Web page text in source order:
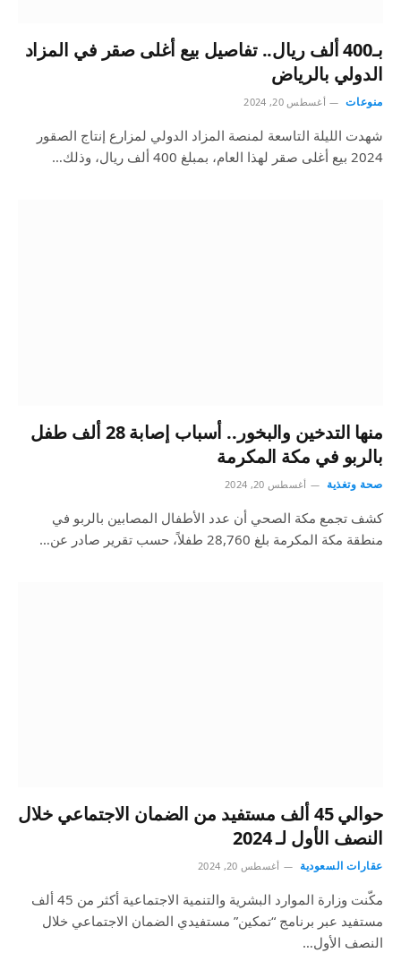
بـ400 ألف ريال.. تفاصيل بيع أغلى صقر في المزاد
الدولي بالرياض
منوعات أغسطس 20, 2024
شهدت الليلة التاسعة لمنصة المزاد الدولي لمزارع إنتاج الصقور
2024 بيع أغلى صقر لهذا العام، بمبلغ 400 ألف ريال، وذلك…
منها التدخين والبخور.. أسباب إصابة 28 ألف طفل
بالربو في مكة المكرمة
صحة وتغذية أغسطس 20, 2024
كشف تجمع مكة الصحي أن عدد الأطفال المصابين بالربو في
منطقة مكة المكرمة بلغ 28,760 طفلاً، حسب تقرير صادر عن…
حوالي 45 ألف مستفيد من الضمان الاجتماعي خلال
النصف الأول لـ 2024
عقارات السعودية أغسطس 20, 2024
مكّنت وزارة الموارد البشرية والتنمية الاجتماعية أكثر من 45 ألف
مستفيد عبر برنامج “تمكين” مستفيدي الضمان الاجتماعي خلال
النصف الأول…